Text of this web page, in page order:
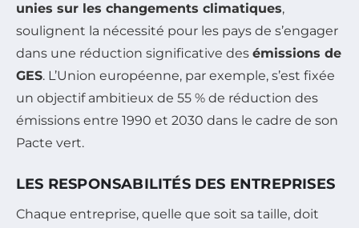
unies sur les changements climatiques,
soulignent la nécessité pour les pays de s’engager
dans une réduction significative des émissions de
GES. L’Union européenne, par exemple, s’est fixée
un objectif ambitieux de 55 % de réduction des
émissions entre 1990 et 2030 dans le cadre de son
Pacte vert.
LES RESPONSABILITÉS DES ENTREPRISES
Chaque entreprise, quelle que soit sa taille, doit